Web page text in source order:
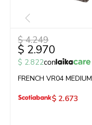
$ 2.970
$ 4.249
$ 2.822con
FRENCH VR04 MEDIUM
$ 2.673